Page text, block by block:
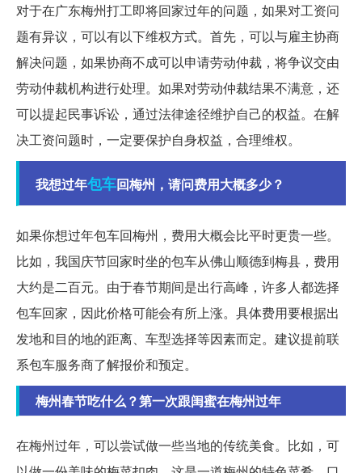
对于在广东梅州打工即将回家过年的问题，如果对工资问
题有异议，可以有以下维权方式。首先，可以与雇主协商
解决问题，如果协商不成可以申请劳动仲裁，将争议交由
劳动仲裁机构进行处理。如果对劳动仲裁结果不满意，还
可以提起民事诉讼，通过法律途径维护自己的权益。在解
决工资问题时，一定要保护自身权益，合理维权。
我想过年包车回梅州，请问费用大概多少？
如果你想过年包车回梅州，费用大概会比平时更贵一些。
比如，我国庆节回家时坐的包车从佛山顺德到梅县，费用
大约是二百元。由于春节期间是出行高峰，许多人都选择
包车回家，因此价格可能会有所上涨。具体费用要根据出
发地和目的地的距离、车型选择等因素而定。建议提前联
系包车服务商了解报价和预定。
梅州春节吃什么？第一次跟闺蜜在梅州过年
在梅州过年，可以尝试做一些当地的传统美食。比如，可